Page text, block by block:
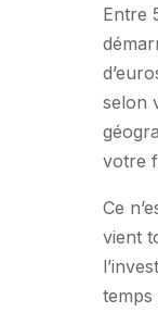
Entre
selon
votre
Ce
vient
temps